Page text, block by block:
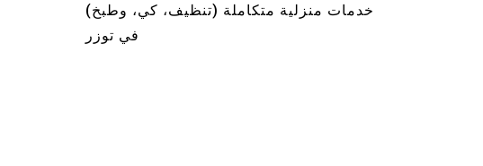
خدمات منزلية متكاملة (تنظيف، كي، وطبخ)
في توزر